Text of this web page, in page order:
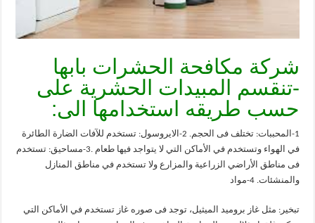
شركة مكافحة الحشرات بابها
-تنقسم المبيدات الحشرية على
حسب طريقه استخدامها الى:
1-المحببات: تختلف فى الحجم. 2-الايروسول: تستخدم للآفات الضارة الطائرة
في الهواء وتستخدم في الأماكن التي لا يتواجد فيها طعام .3-مساحيق: تستخدم
فى مناطق الأراضي الزراعية والمزارع ولا تستخدم في مناطق المنازل
والمنشئات. 4-مواد
تبخير: مثل غاز بروميد الميثيل، توجد فى صوره غاز تستخدم في الأماكن التي